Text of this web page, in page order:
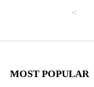
MOST POPULAR